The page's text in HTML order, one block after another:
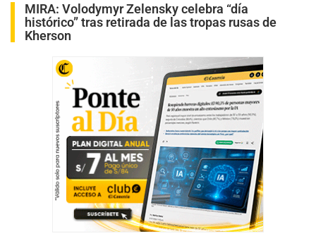
MIRA: Volodymyr Zelensky celebra “día
histórico” tras retirada de las tropas rusas de
Kherson